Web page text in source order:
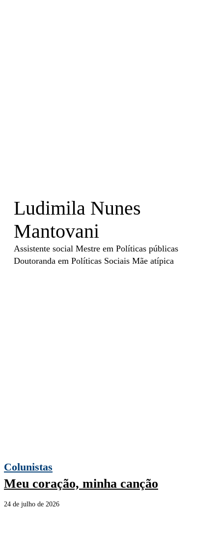
Ludimila Nunes
Mantovani
Assistente social Mestre em Políticas públicas
Doutoranda em Políticas Sociais Mãe atípica
Colunistas
Meu coração, minha canção
24 de julho de 2026